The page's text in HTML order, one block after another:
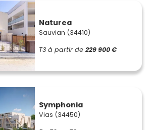
Naturea
Sauvian (34410)
T3 à partir de 229 900 €
Symphonia
Vias (34450)